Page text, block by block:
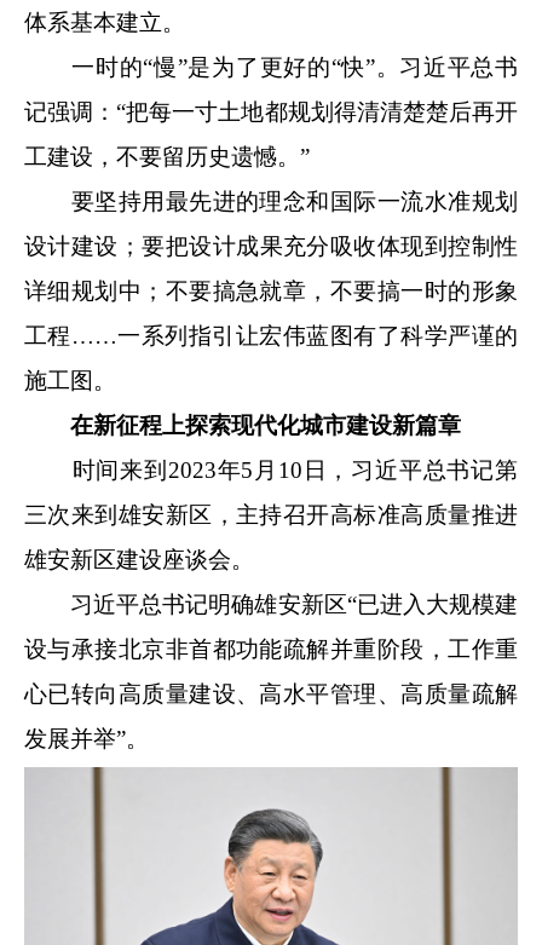
体系基本建立。
一时的“慢”是为了更好的“快”。习近平总书
记强调：“把每一寸土地都规划得清清楚楚后再开
工建设，不要留历史遗憾。”
要坚持用最先进的理念和国际一流水准规划
设计建设；要把设计成果充分吸收体现到控制性
详细规划中；不要搞急就章，不要搞一时的形象
工程……一系列指引让宏伟蓝图有了科学严谨的
施工图。
在新征程上探索现代化城市建设新篇章
时间来到2023年5月10日，习近平总书记第
三次来到雄安新区，主持召开高标准高质量推进
雄安新区建设座谈会。
习近平总书记明确雄安新区“已进入大规模建
设与承接北京非首都功能疏解并重阶段，工作重
心已转向高质量建设、高水平管理、高质量疏解
发展并举”。